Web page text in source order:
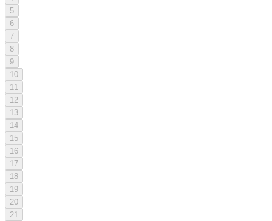
5
6
7
8
9
10
11
12
13
14
15
16
17
18
19
20
21